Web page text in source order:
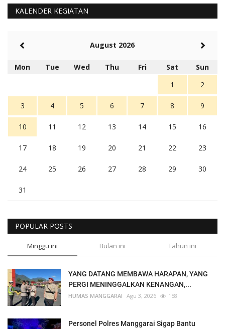
KALENDER KEGIATAN
August 2026
Mon Tue Wed Thu Fri Sat
Sun
1
2
3 4 5 6 7 8 9
10 11 12 13 14 15 16
17 18 19 20 21 22 23
24 25 26 27 28 29 30
31
POPULAR POSTS
Minggu ini Bulan ini Tahun ini
YANG DATANG MEMBAWA HARAPAN, YANG
PERGI MENINGGALKAN KENANGAN,...
HUMAS MANGGARAI Agu 3, 2026 158
Personel Polres Manggarai Sigap Bantu